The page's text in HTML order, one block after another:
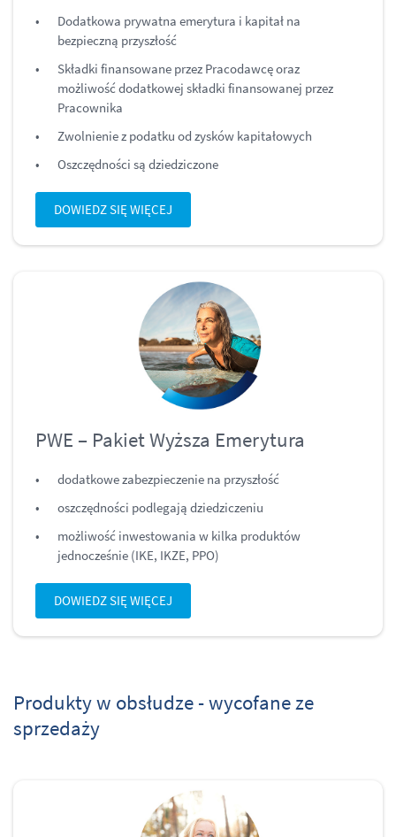
Dodatkowa prywatna emerytura i kapitał na
bezpieczną przyszłość
Składki finansowane przez Pracodawcę oraz
możliwość dodatkowej składki finansowanej przez
Pracownika
Zwolnienie z podatku od zysków kapitałowych
Oszczędności są dziedziczone
DOWIEDZ SIĘ WIĘCEJ
PWE – Pakiet Wyższa Emerytura
dodatkowe zabezpieczenie na przyszłość
oszczędności podlegają dziedziczeniu
możliwość inwestowania w kilka produktów
jednocześnie (IKE, IKZE, PPO)
DOWIEDZ SIĘ WIĘCEJ
Produkty w obsłudze - wycofane ze
sprzedaży